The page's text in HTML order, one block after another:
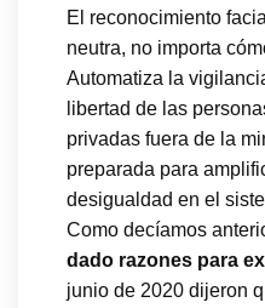
El reconocimiento
neutra, no importa
Automatiza la
libertad de las
privadas fuera de la
preparada para
desigualdad en el
Como decíamos
dado razones para
junio de 2020 dijeron